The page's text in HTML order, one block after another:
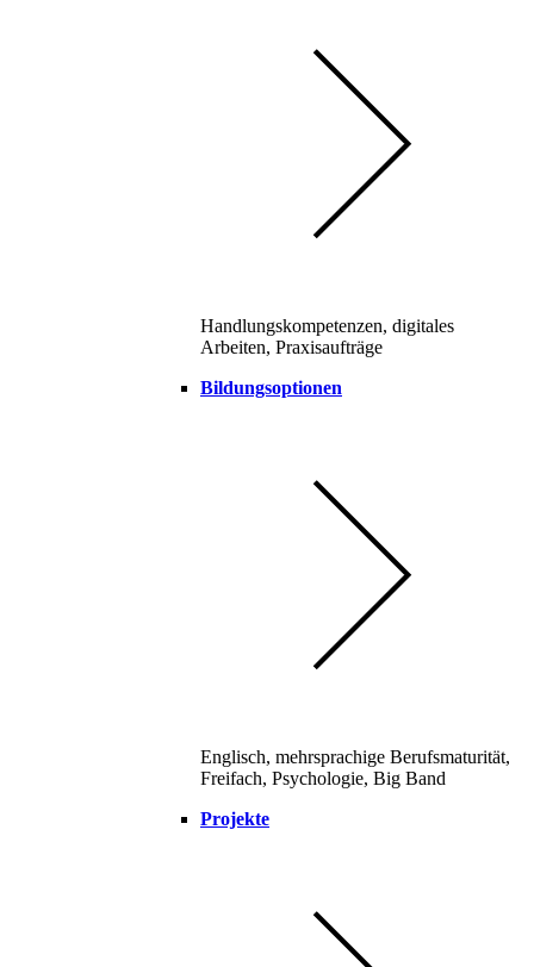
Handlungskompetenzen, digitales
Arbeiten, Praxisaufträge
Bildungsoptionen
Englisch, mehrsprachige Berufsmaturität,
Freifach, Psychologie, Big Band
Projekte